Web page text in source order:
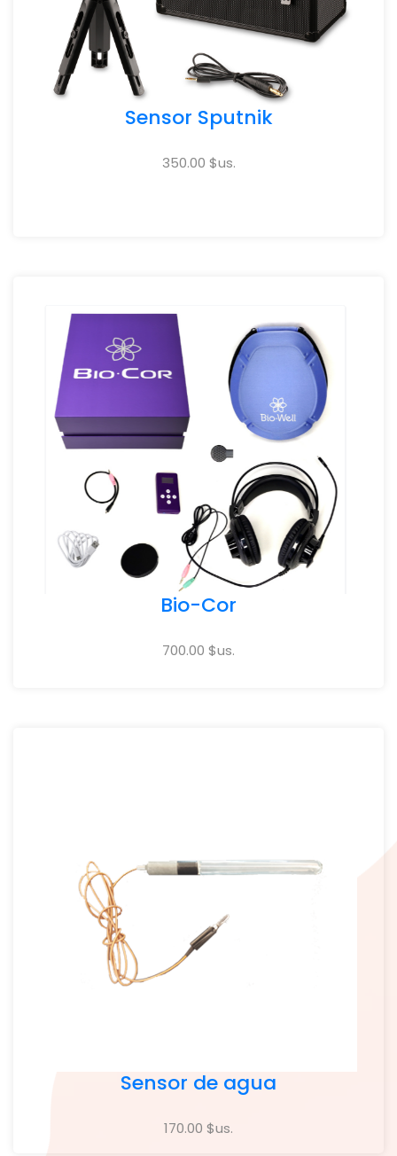
Sensor Sputnik
350.00 $us.
Bio-Cor
700.00 $us.
Sensor de agua
170.00 $us.